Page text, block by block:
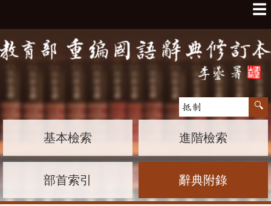
☰
基本檢索 進階檢索
部首索引 辭典附錄